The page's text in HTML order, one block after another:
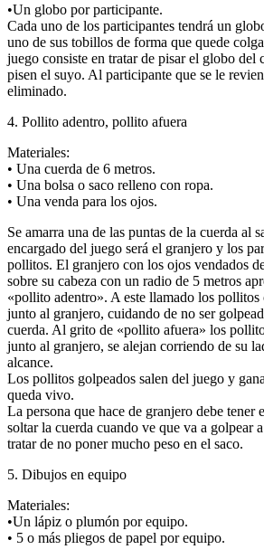
•Un globo por participante.
Cada uno de los participantes tendrá un
uno de sus tobillos de forma que quede
juego consiste en tratar de pisar el globo del
pisen el suyo. Al participante que se le
eliminado.
4. Pollito adentro, pollito afuera
Materiales:
• Una cuerda de 6 metros.
• Una bolsa o saco relleno con ropa.
• Una venda para los ojos.
Se amarra una de las puntas de la cuerda al
encargado del juego será el granjero y los
pollitos. El granjero con los ojos vendados
sobre su cabeza con un radio de 5 metros
«pollito adentro». A este llamado los pollitos
junto al granjero, cuidando de no ser
cuerda. Al grito de «pollito afuera» los
junto al granjero, se alejan corriendo de su
alcance.
Los pollitos golpeados salen del juego y
queda vivo.
La persona que hace de granjero debe tener
soltar la cuerda cuando ve que va a golpear
tratar de no poner mucho peso en el saco.
5. Dibujos en equipo
Materiales:
•Un lápiz o plumón por equipo.
• 5 o más pliegos de papel por equipo.